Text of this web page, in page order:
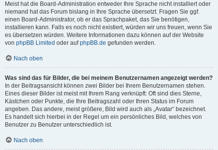
Meist hat die Board-Administration entweder Ihre Sprache nicht installiert oder
niemand hat das Forum bislang in Ihre Sprache übersetzt. Fragen Sie ggf.
einen Board-Administrator, ob er das Sprachpaket, das Sie benötigen,
installieren kann. Falls es noch nicht existiert, würden wir uns freuen, wenn Sie
es übersetzen würden. Weitere Informationen dazu können auf der Website
von phpBB Limited oder aufphpBB.de gefunden werden.
Nach oben
Was sind das für Bilder, die bei meinem Benutzernamen angezeigt werden?
In der Beitragsansicht können zwei Bilder bei Ihrem Benutzernamen stehen.
Eines dieser Bilder ist meist mit Ihrem Rang verknüpft: Oft sind dies Sterne,
Kästchen oder Punkte, die Ihre Beitragszahl oder Ihren Status im Forum
angeben. Das andere, meist größere, Bild wird auch als „Avatar“ bezeichnet.
Es handelt sich hierbei in der Regel um ein persönliches Bild, welches von
Benutzer zu Benutzer unterschiedlich ist.
Nach oben